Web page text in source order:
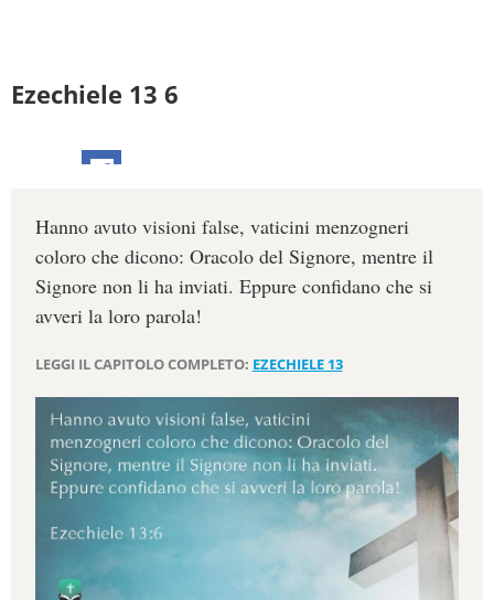
Ezechiele 13 6
Hanno avuto visioni false, vaticini menzogneri
coloro che dicono: Oracolo del Signore, mentre il
Signore non li ha inviati. Eppure confidano che si
avveri la loro parola!
LEGGI IL CAPITOLO COMPLETO: EZECHIELE 13